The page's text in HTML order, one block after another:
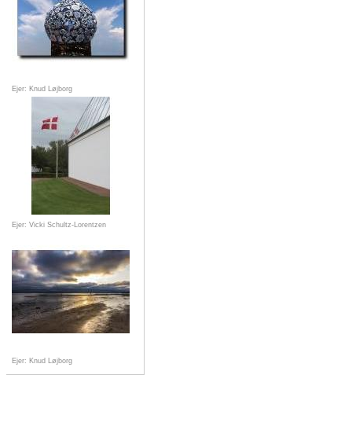
Ejer: Knud Løjborg
Ejer: Vicki Schultz-Lorentzen
Ejer: Knud Løjborg